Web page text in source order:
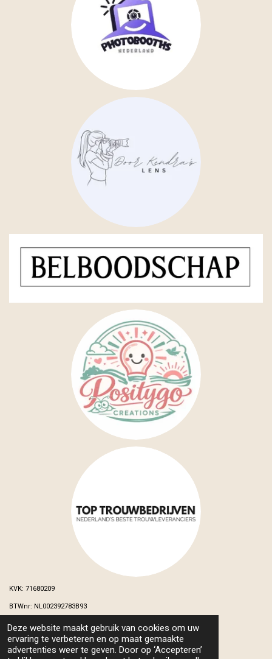
Deze website maakt gebruik van cookies om uw
ervaring te verbeteren en op maat gemaakte
advertenties weer te geven. Door op ‘Accepteren’
KVK: 71680209
BTWnr: NL002392783B93
© 2024 - 2026 MB&s Wedding and Events
Powered by JouwWeb